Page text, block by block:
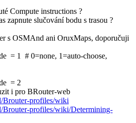
Compute instructions ?
zapnute slučování bodu s trasou ?
s OSMAnd ani OruxMaps, doporučuji
= 1 # 0=none, 1=auto-choose,
= 2
i pro BRouter-web
Brouter-profiles/wiki
Brouter-profiles/wiki/Determining-